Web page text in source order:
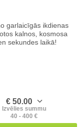
garlaicīgās ikdienas
kalnos, kosmosa
sekundes laikā!
€ 50.00
Izvēlies summu
40 - 400 €